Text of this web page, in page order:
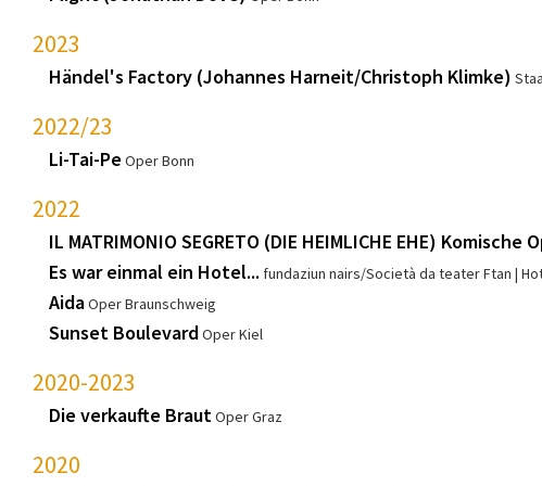
2023
Händel's Factory (Johannes Harneit/Christoph Klimke)
2022/23
Li-Tai-Pe Oper Bonn
2022
IL MATRIMONIO SEGRETO (DIE HEIMLICHE EHE)
Es war einmal ein Hotel... fundaziun nairs/Società da teater Ftan
AidaOper Braunschweig
Sunset BoulevardOper Kiel
2020-2023
Die verkaufte BrautOper Graz
2020